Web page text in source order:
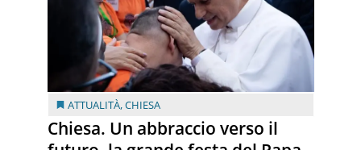
ATTUALITÀ,CHIESA
Chiesa. Un abbraccio verso il